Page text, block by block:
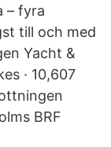
– fyra
till och med
Yacht &
· 10,607
BRF